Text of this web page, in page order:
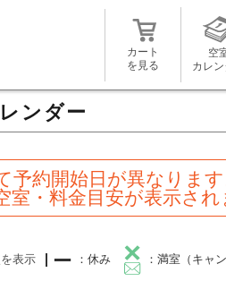
カート
を見る
空
カレ
ンダー
約開始日が異なります
室・料金目安が表示され
表示 ：休み ：満室（キャ